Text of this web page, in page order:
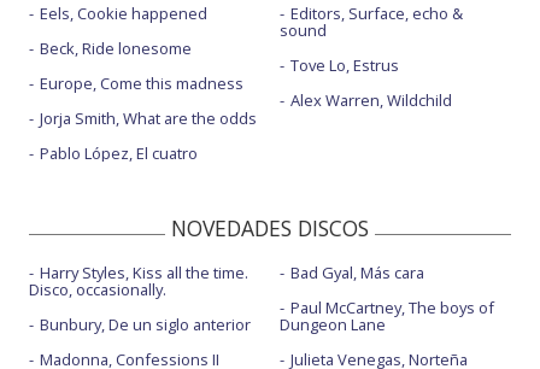
Eels, Cookie happened
Beck, Ride lonesome
Europe, Come this madness
Jorja Smith, What are the odds
Pablo López, El cuatro
Editors, Surface, echo &
sound
Tove Lo, Estrus
Alex Warren, Wildchild
NOVEDADES DISCOS
Harry Styles, Kiss all the time.
Disco, occasionally.
Bunbury, De un siglo anterior
Madonna, Confessions II
Bad Gyal, Más cara
Paul McCartney, The boys of
Dungeon Lane
Julieta Venegas, Norteña